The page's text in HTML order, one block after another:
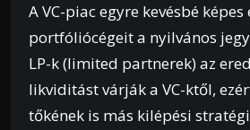
A VC-piac egyre kevésbé
portfóliócégeit a nyilvános
LP-k (limited partnerek) az
likviditást várják a VC-ktől,
tőkének is más kilépési